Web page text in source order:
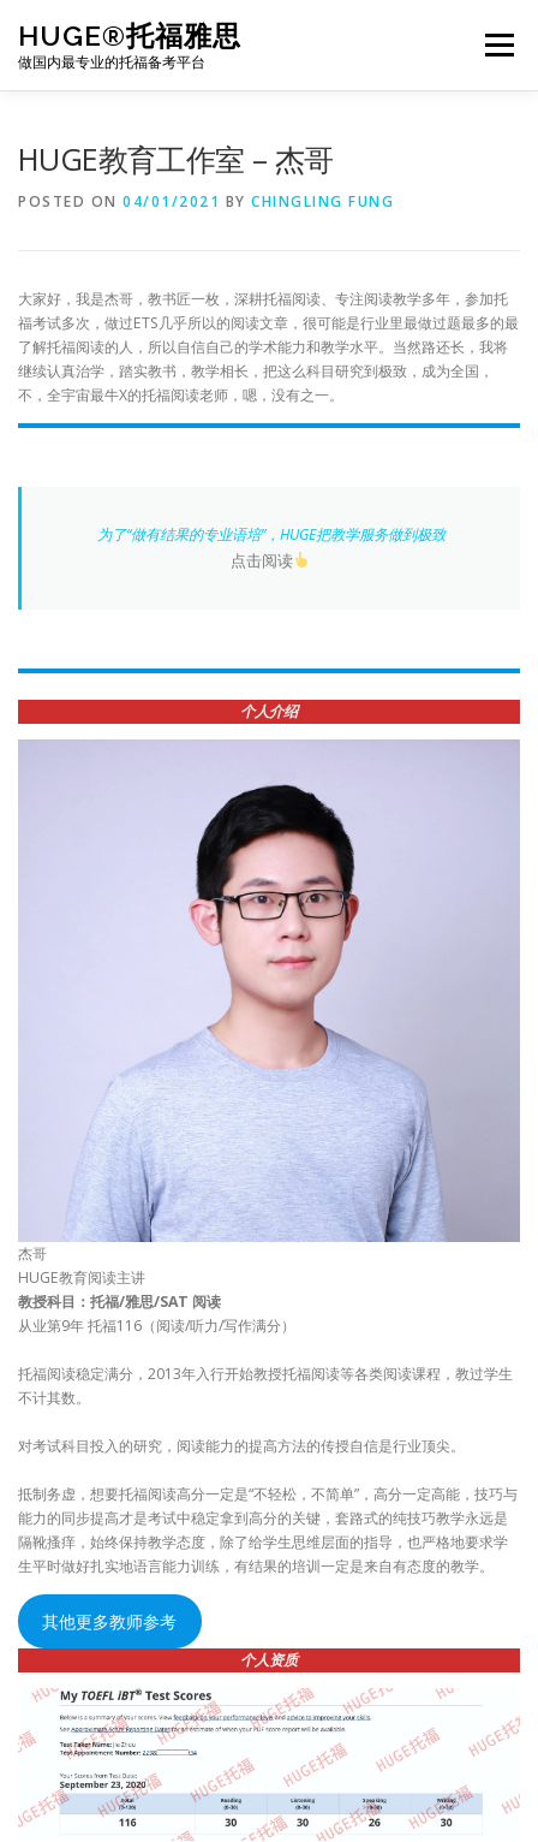
content
HUGE®托福雅思
做国内最专业的托福备考平台
Menu
BJ北京｜OFFICE 托福题库登陆
HUGE教育工作室 – 杰哥
POSTED ON 04/01/2021 BY CHINGLING FUNG
大家好，我是杰哥，教书匠一枚，深耕托福阅读、专注阅读教学多年，参加托
福考试多次，做过ETS几乎所以的阅读文章，很可能是行业里最做过题最多的最
了解托福阅读的人，所以自信自己的学术能力和教学水平。当然路还长，我将
继续认真治学，踏实教书，教学相长，把这么科目研究到极致，成为全国，
不，全宇宙最牛X的托福阅读老师，嗯，没有之一。
为了“做有结果的专业语培”，HUGE把教学服务做到极致
点击阅读
个人介绍
杰哥
HUGE教育阅读主讲
教授科目：托福/雅思/SAT 阅读
从业第9年 托福116（阅读/听力/写作满分）
托福阅读稳定满分，2013年入行开始教授托福阅读等各类阅读课程，教过学生
不计其数。
对考试科目投入的研究，阅读能力的提高方法的传授自信是行业顶尖。
抵制务虚，想要托福阅读高分一定是“不轻松，不简单”，高分一定高能，技巧与
能力的同步提高才是考试中稳定拿到高分的关键，套路式的纯技巧教学永远是
隔靴搔痒，始终保持教学态度，除了给学生思维层面的指导，也严格地要求学
生平时做好扎实地语言能力训练，有结果的培训一定是来自有态度的教学。
其他更多教师参考
个人资质